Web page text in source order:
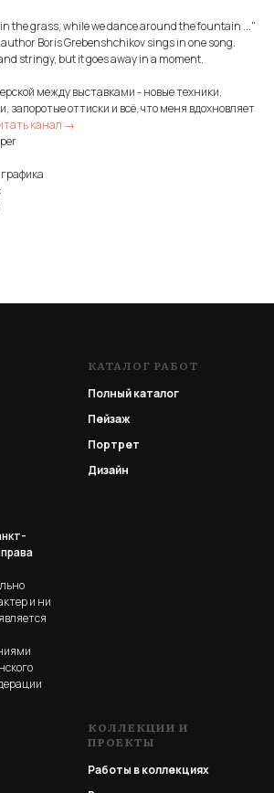
the grass, while we dance around the fountain ..."
Boris Grebenshchikov sings in one song.
stringy, but it goes away in a moment.
между выставками - новые техники,
запоротые оттиски и всё, что меня вдохновляет
канал →
и ни
КАТАЛОГ РАБОТ
Полный каталог
Пейзаж
Портрет
Дизайн
КОЛЛЕКЦИИ И
ПРОЕКТЫ
Работы в коллекциях